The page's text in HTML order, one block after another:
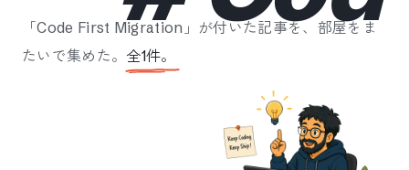
「Code First Migration 」が付いた記事を、部屋をま
たいで集めた。 全1件。